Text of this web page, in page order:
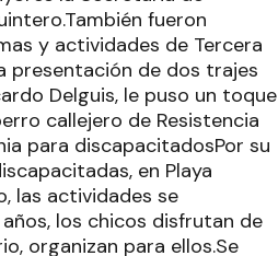
fueron
y actividades de Tercera
presentación de dos trajes
Delguis, le puso un toque
callejero de Resistencia
para discapacitadosPor su
en Playa
las actividades se
los chicos disfrutan de
organizan para ellos.Se